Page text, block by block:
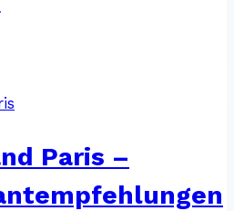
Paris –